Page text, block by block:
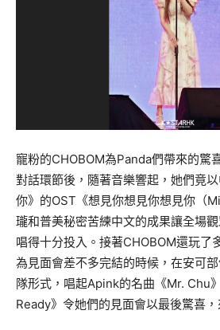
寵粉的CHOBOM為Panda們帶來的驚
對話環節後，隨著音樂響起，她們竟
你》的OST《想見你想見你想見你（
瓏和普美秘密苦練中文的成果讓全場
唱得十分投入。接著CHOBOM還玩了
為見面會差不多完結的時候，在安可
隊形式，唱起Apink的名曲《Mr. Chu
Ready》令她們的見面會以最後驚喜，